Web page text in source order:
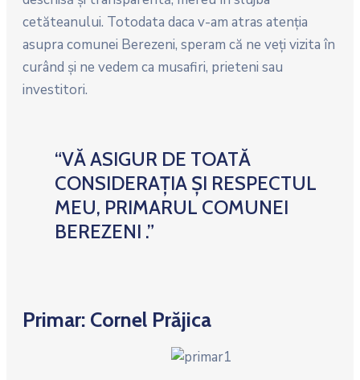
cetăteanului. Totodata daca v-am atras atenţia
asupra comunei Berezeni, speram că ne veţi vizita în
curând şi ne vedem ca musafiri, prieteni sau
investitori.
“VĂ ASIGUR DE TOATĂ
CONSIDERAȚIA ȘI RESPECTUL
MEU, PRIMARUL COMUNEI
BEREZENI .”
Primar: Cornel Prăjica